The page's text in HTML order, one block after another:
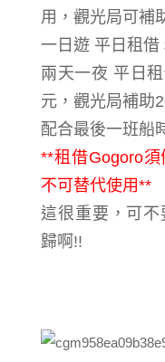
用， 觀光局可補
一日遊 平日租借
兩天一夜 平日
元，觀光局補助
配合最後一班船
**租借Gogoro
不可替代使用**
這很重要，可
歸啊!!